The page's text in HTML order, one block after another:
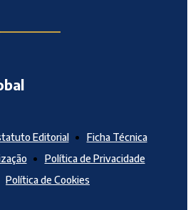
Editorial
Ficha Técnica
Política de Privacidade
Política de Cookies